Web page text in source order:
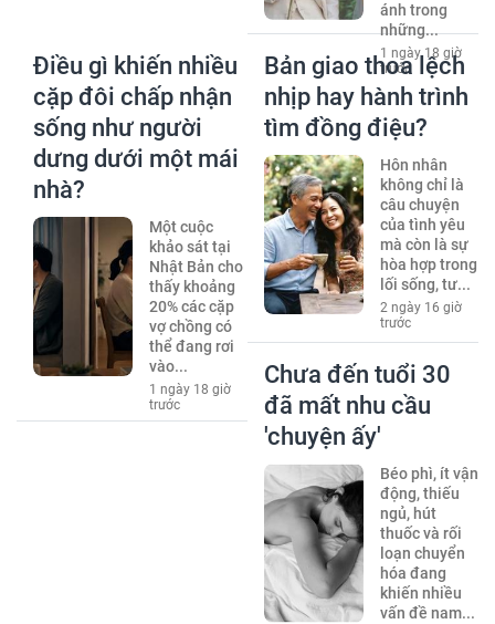
ánh trong
những...
1 ngày 18 giờ
trước
Điều gì khiến nhiều
cặp đôi chấp nhận
sống như người
dưng dưới một mái
nhà?
Một cuộc
khảo sát tại
Nhật Bản cho
thấy khoảng
20% các cặp
vợ chồng có
thể đang rơi
vào...
1 ngày 18 giờ
trước
Bản giao thoa lệch
nhịp hay hành trình
tìm đồng điệu?
Hôn nhân
không chỉ là
câu chuyện
của tình yêu
mà còn là sự
hòa hợp trong
lối sống, tư...
2 ngày 16 giờ
trước
Chưa đến tuổi 30
đã mất nhu cầu
'chuyện ấy'
Béo phì, ít vận
động, thiếu
ngủ, hút
thuốc và rối
loạn chuyển
hóa đang
khiến nhiều
vấn đề nam...